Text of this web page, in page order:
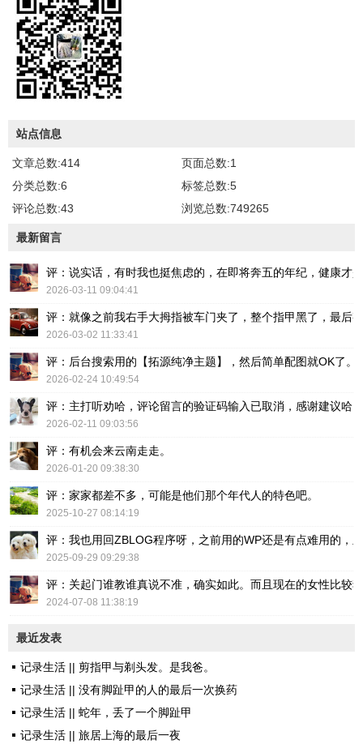
站点信息
文章总数:414
页面总数:1
分类总数:6
标签总数:5
评论总数:43
浏览总数:749265
最新留言
评：说实话，有时我也挺焦虑的，在即将奔五的年纪，健康才
2026-03-11 09:04:41
评：就像之前我右手大拇指被车门夹了，整个指甲黑了，最后
2026-03-02 11:33:41
评：后台搜索用的【拓源纯净主题】，然后简单配图就OK了。
2026-02-24 10:49:54
评：主打听劝哈，评论留言的验证码输入已取消，感谢建议哈！
2026-02-11 09:03:56
评：有机会来云南走走。
2026-01-20 09:38:30
评：家家都差不多，可能是他们那个年代人的特色吧。
2025-10-27 08:14:19
评：我也用回ZBLOG程序呀，之前用的WP还是有点难用的，
2025-09-29 09:29:38
评：关起门谁教谁真说不准，确实如此。而且现在的女性比较
2024-07-08 11:38:19
最近发表
记录生活 || 剪指甲与剃头发。是我爸。
记录生活 || 没有脚趾甲的人的最后一次换药
记录生活 || 蛇年，丢了一个脚趾甲
记录生活 || 旅居上海的最后一夜